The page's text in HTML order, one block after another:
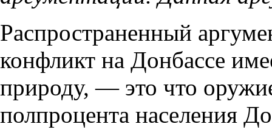
Распространенный
конфликт на Донбассе
природу, — это что
полпроцента населения